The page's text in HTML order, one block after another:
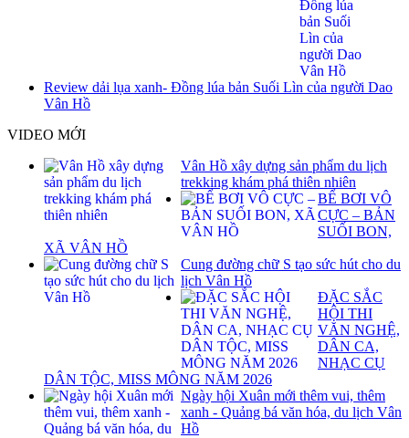
Review dải lụa xanh- Đồng lúa bản Suối Lìn của người Dao
Vân Hồ
VIDEO MỚI
Vân Hồ xây dựng sản phẩm du lịch
trekking khám phá thiên nhiên
BỂ BƠI VÔ
CỰC – BẢN
SUỐI BON,
XÃ VÂN HỒ
Cung đường chữ S tạo sức hút cho du
lịch Vân Hồ
ĐẶC SẮC
HỘI THI
VĂN NGHỆ,
DÂN CA,
NHẠC CỤ
DÂN TỘC, MISS MÔNG NĂM 2026
Ngày hội Xuân mới thêm vui, thêm
xanh - Quảng bá văn hóa, du lịch Vân
Hồ